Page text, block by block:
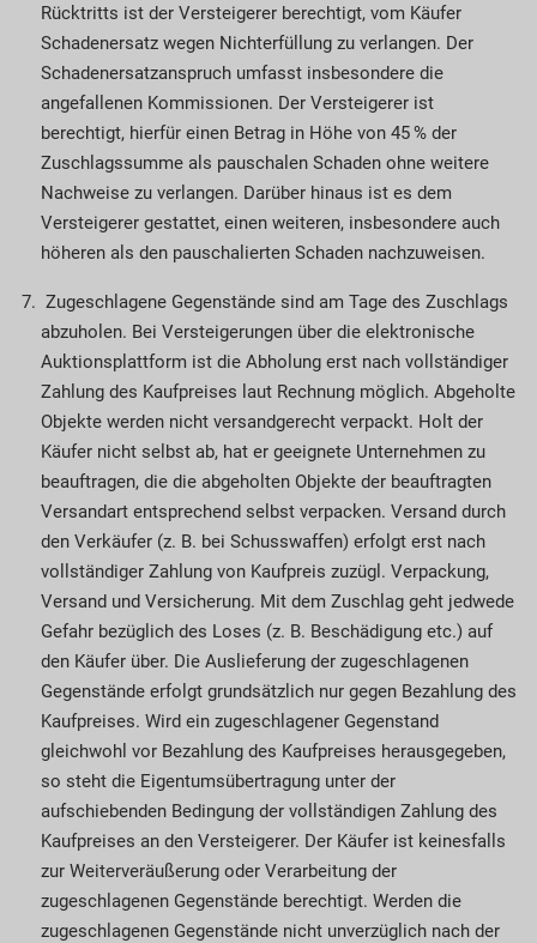
Rück­tritts ist der Versteigerer berechtigt, vom Käufer
Schaden­ersatz wegen Nichterfüllung zu verlangen. Der
Schaden­ersatzanspruch umfasst insbesondere die
angefallenen Kommissionen. Der Versteigerer ist
berechtigt, hierfür einen Betrag in Höhe von 45 % der
Zuschlagssumme als pauschalen Schaden ohne weitere
Nachweise zu verlangen. Darüber hinaus ist es dem
Versteigerer gestattet, einen weiteren, insbesondere auch
höheren als den pauschalierten Schaden nachzuweisen.
Zugeschlagene Gegenstände sind am Tage des Zuschlags
abzuholen. Bei Versteigerungen über die elektronische
Auktionsplattform ist die Ab­­holung erst nach vollständiger
Zahlung des Kauf­preises laut Rechnung möglich. Abgeholte
Objekte werden nicht versandgerecht verpackt. Holt der
Käufer nicht selbst ab, hat er geeignete Unter­nehmen zu
beauftragen, die die abgeholten Ob­­jek­te der beauftragten
Versandart entsprechend selbst verpacken. Versand durch
den Ver­käu­fer (z. B. bei Schusswaffen) erfolgt erst nach
vollständiger Zahlung von Kaufpreis zuzügl. Ver­packung,
Versand und Versicherung. Mit dem Zuschlag geht jedwede
Gefahr bezüglich des Loses (z. B. Be­­schä­digung etc.) auf
den Käufer über. Die Auslieferung der zugeschlagenen
Gegen­stände erfolgt grundsätzlich nur gegen Bezahlung des
Kaufpreises. Wird ein zugeschlagener Gegen­stand
gleichwohl vor Bezahlung des Kaufpreises herausgegeben,
so steht die Eigentumsübertragung unter der
aufschiebenden Bedingung der vollständigen Zahlung des
Kaufpreises an den Verstei­gerer. Der Käufer ist keinesfalls
zur Weiter­ver­äußerung oder Verar­beitung der
zugeschlagenen Gegenstände berechtigt. Werden die
zugeschlagenen Gegenstände nicht unverzüglich nach der